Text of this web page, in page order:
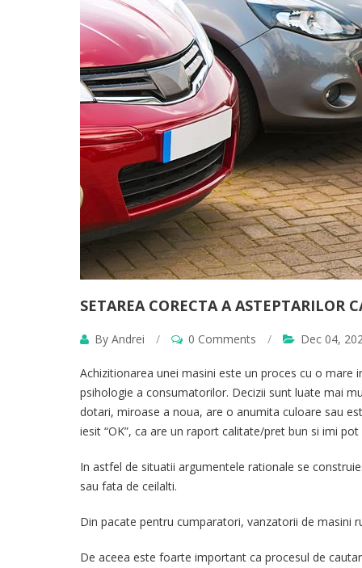
SETAREA CORECTA A
By Andrei / 0 Comments / Dec 04,
Achizitionarea unei masini este un proces cu o
psihologie a consumatorilor. Decizii sunt luate mai
dotari, miroase a noua, are o anumita culoare sau
iesit “OK”, ca are un raport calitate/pret bun si imi
In astfel de situatii argumentele rationale se
sau fata de ceilalti.
Din pacate pentru cumparatori, vanzatorii de masini
De aceea este foarte important ca procesul de